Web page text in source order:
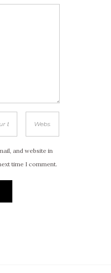
and website in
time I comment.